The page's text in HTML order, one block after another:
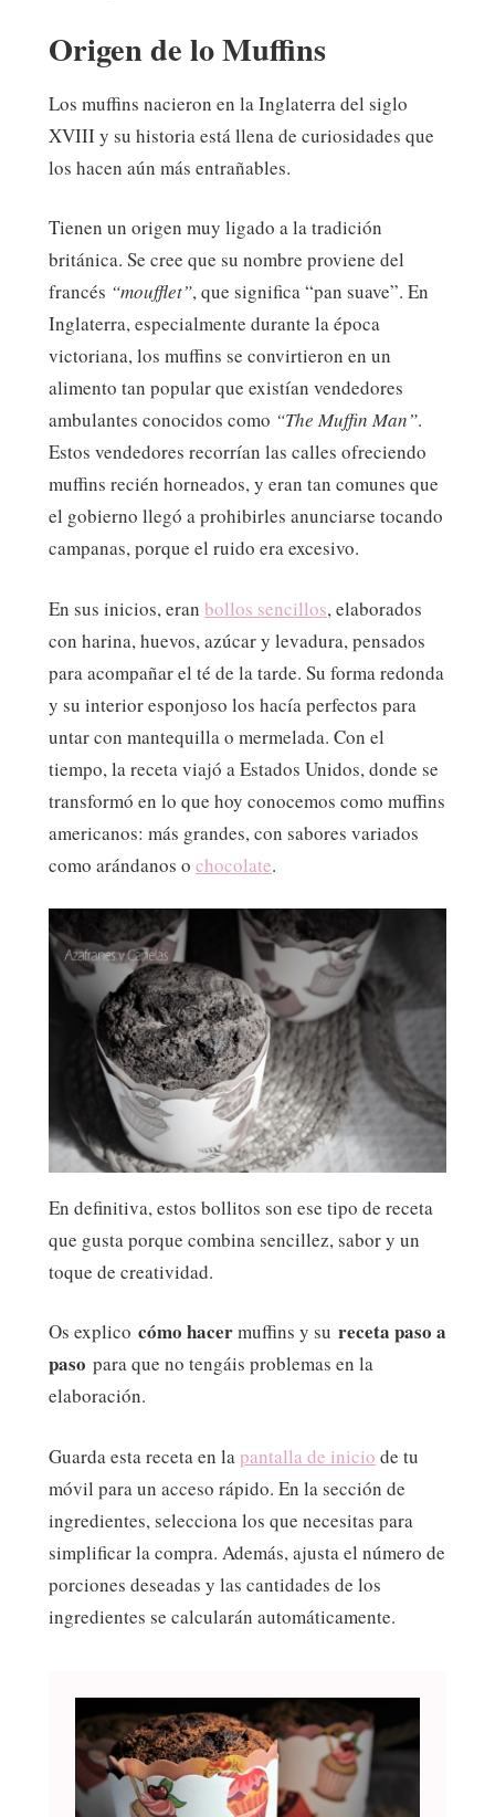
Origen de lo Muffins
Los muffins nacieron en la Inglaterra del siglo
XVIII y su historia está llena de curiosidades que
los hacen aún más entrañables.
Tienen un origen muy ligado a la tradición
británica. Se cree que su nombre proviene del
francés “moufflet”, que significa “pan suave”. En
Inglaterra, especialmente durante la época
victoriana, los muffins se convirtieron en un
alimento tan popular que existían vendedores
ambulantes conocidos como “The Muffin Man”.
Estos vendedores recorrían las calles ofreciendo
muffins recién horneados, y eran tan comunes que
el gobierno llegó a prohibirles anunciarse tocando
campanas, porque el ruido era excesivo.
En sus inicios, eran bollos sencillos, elaborados
con harina, huevos, azúcar y levadura, pensados
para acompañar el té de la tarde. Su forma redonda
y su interior esponjoso los hacía perfectos para
untar con mantequilla o mermelada. Con el
tiempo, la receta viajó a Estados Unidos, donde se
transformó en lo que hoy conocemos como muffins
americanos: más grandes, con sabores variados
como arándanos o chocolate.
En definitiva, estos bollitos son ese tipo de receta
que gusta porque combina sencillez, sabor y un
toque de creatividad.
Os explico cómo hacermuffins y su receta paso a
paso para que no tengáis problemas en la
elaboración.
Guarda esta receta en lapantalla de inicio de tu
móvil para un acceso rápido. En la sección de
ingredientes, selecciona los que necesitas para
simplificar la compra. Además, ajusta el número de
porciones deseadas y las cantidades de los
ingredientes se calcularán automáticamente.